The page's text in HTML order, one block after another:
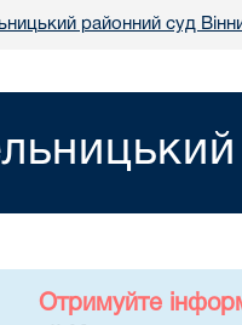
районний суд
Отримуйте